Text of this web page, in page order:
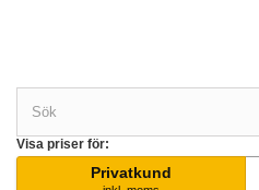
Visa priser för:
Privatkund